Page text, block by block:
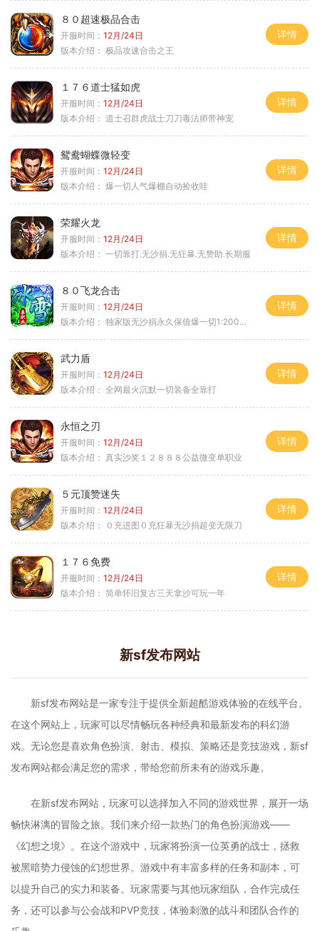
８０超速极品合击
开服时间： 12月/24日
版本介绍： 极品攻速合击之王
详情
１７６道士猛如虎
开服时间： 12月/24日
版本介绍： 道士召群虎战士刀刀毒法师带神宠
详情
鸳鸯蝴蝶微轻变
开服时间： 12月/24日
版本介绍： 爆一切人气爆棚自动捡收哇
详情
荣耀火龙
开服时间： 12月/24日
版本介绍： 一切靠打.无沙捐.无狂暴.无赞助.长期服
详情
８０飞龙合击
开服时间： 12月/24日
版本介绍： 独家版无沙捐永久保值爆一切1:2000回2
详情
武力盾
开服时间： 12月/24日
版本介绍： 全网最火沉默一切装备全靠打
详情
永恒之刃
开服时间： 12月/24日
版本介绍： 真实沙奖１２８８８公益微变单职业
详情
５元顶赞迷失
开服时间： 12月/24日
版本介绍：
０充进图０充狂暴无沙捐超变无限刀
详情
１７６免费
开服时间： 12月/24日
版本介绍： 简单怀旧复古三天拿沙可玩一年
详情
新sf发布网站
新sf发布网站是一家专注于提供全新超酷游戏体验的在线平台。
在这个网站上，玩家可以尽情畅玩各种经典和最新发布的科幻游
戏。无论您是喜欢角色扮演、射击、模拟、策略还是竞技游戏，新sf
发布网站都会满足您的需求，带给您前所未有的游戏乐趣。
在新sf发布网站，玩家可以选择加入不同的游戏世界，展开一场
畅快淋漓的冒险之旅。我们来介绍一款热门的角色扮演游戏——
《幻想之境》。在这个游戏中，玩家将扮演一位英勇的战士，拯救
被黑暗势力侵蚀的幻想世界。游戏中有丰富多样的任务和副本，可
以提升自己的实力和装备。玩家需要与其他玩家组队，合作完成任
务，还可以参与公会战和PVP竞技，体验刺激的战斗和团队合作的